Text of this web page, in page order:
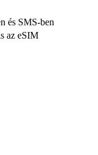
és SMS-ben
az eSIM